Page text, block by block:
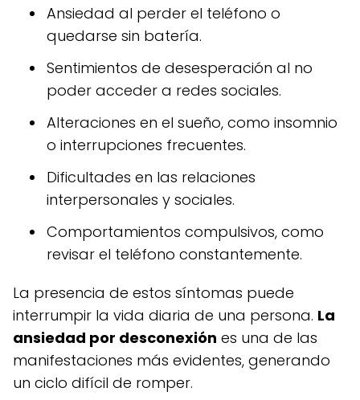
Ansiedad al perder el teléfono o
quedarse sin batería.
Sentimientos de desesperación al no
poder acceder a redes sociales.
Alteraciones en el sueño, como insomnio
o interrupciones frecuentes.
Dificultades en las relaciones
interpersonales y sociales.
Comportamientos compulsivos, como
revisar el teléfono constantemente.
La presencia de estos síntomas puede
interrumpir la vida diaria de una persona. La
ansiedad por desconexión es una de las
manifestaciones más evidentes, generando
un ciclo difícil de romper.